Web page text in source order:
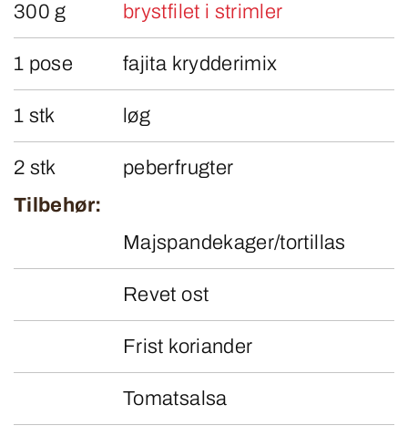
300 g
brystfilet i strimler
1 pose fajita krydderimix
1 stk løg
2 stk
peberfrugter
Tilbehør:
Majspandekager/tortillas
Revet ost
Frist koriander
Tomatsalsa